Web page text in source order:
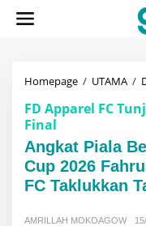
Homepage / UTAMA /
FD Apparel FC
Final
Angkat Piala
Cup 2026
FC Taklukkan
AMRILLAH MOKOAGOW